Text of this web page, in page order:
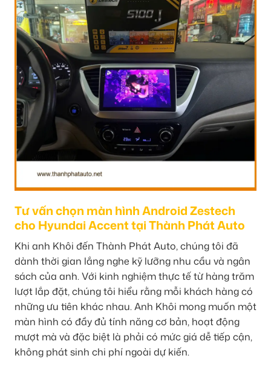
Tư vấn chọn màn hình Android Zestech
cho Hyundai Accent tại Thành Phát Auto
Khi anh Khôi đến Thành Phát Auto, chúng tôi đã
dành thời gian lắng nghe kỹ lưỡng nhu cầu và ngân
sách của anh. Với kinh nghiệm thực tế từ hàng trăm
lượt lắp đặt, chúng tôi hiểu rằng mỗi khách hàng có
những ưu tiên khác nhau. Anh Khôi mong muốn một
màn hình có đầy đủ tính năng cơ bản, hoạt động
mượt mà và đặc biệt là phải có mức giá dễ tiếp cận,
không phát sinh chi phí ngoài dự kiến.